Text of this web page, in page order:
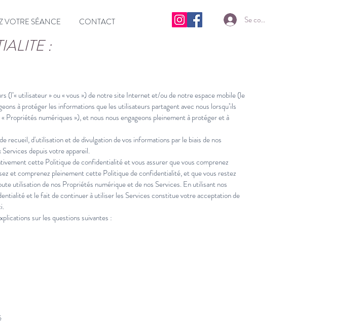
VOTRE SÉANCE CONTACT Se connecter
:
(l’« utilisateur » ou « vous ») de notre site Internet et/ou de notre espace mobile (le
à protéger les informations que les utilisateurs partagent avec nous lorsqu’ils
numériques »), et nous nous engageons pleinement à protéger et à
d'utilisation et de divulgation de vos informations par le biais de nos
depuis votre appareil.
cette Politique de confidentialité et vous assurer que vous comprenez
et comprenez pleinement cette Politique de confidentialité, et que vous restez
utilisation de nos Propriétés numérique et de nos Services. En utilisant nos
et le fait de continuer à utiliser les Services constitue votre acceptation de
sur les questions suivantes :